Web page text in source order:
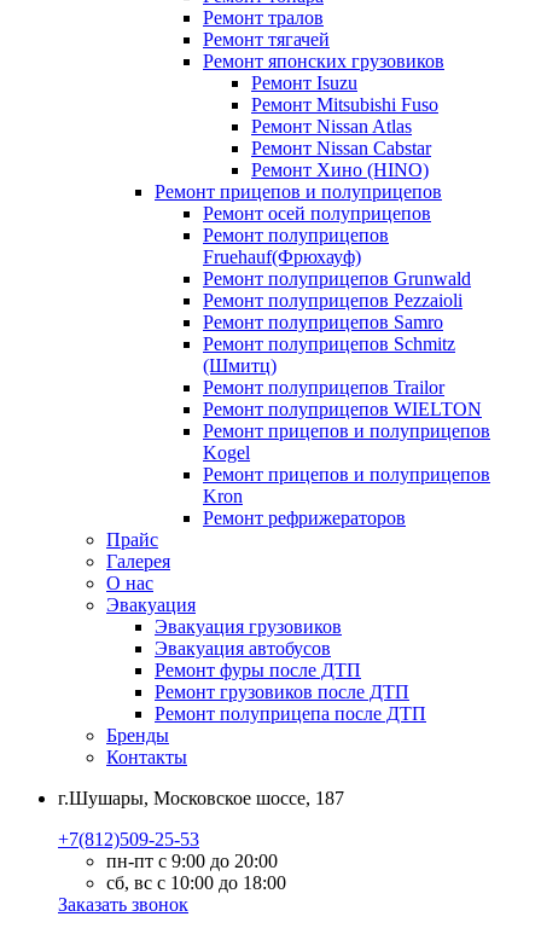
Ремонт тралов
Ремонт тягачей
Ремонт японских грузовиков
Ремонт Isuzu
Ремонт Mitsubishi Fuso
Ремонт Nissan Atlas
Ремонт Nissan Cabstar
Ремонт Хино (HINO)
Ремонт прицепов и полуприцепов
Ремонт осей полуприцепов
Ремонт полуприцепов
Fruehauf(Фрюхауф)
Ремонт полуприцепов Grunwald
Ремонт полуприцепов Pezzaioli
Ремонт полуприцепов Samro
Ремонт полуприцепов Schmitz
(Шмитц)
Ремонт полуприцепов Trailor
Ремонт полуприцепов WIELTON
Ремонт прицепов и полуприцепов
Kogel
Ремонт прицепов и полуприцепов
Kron
Ремонт рефрижераторов
Прайс
Галерея
О нас
Эвакуация
Эвакуация грузовиков
Эвакуация автобусов
Ремонт фуры после ДТП
Ремонт грузовиков после ДТП
Ремонт полуприцепа после ДТП
Бренды
Контакты
г.Шушары, Московское шоссе, 187
+7(812)509-25-53
пн-пт с 9:00 до 20:00
сб, вс с 10:00 до 18:00
Заказать звонок